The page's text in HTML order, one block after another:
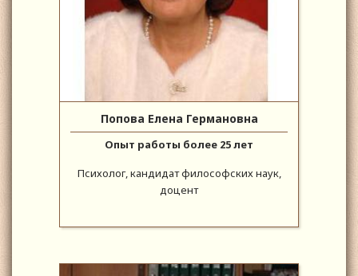
Попова Елена Германовна
Опыт работы более 25 лет
Психолог, кандидат философских наук,
доцент